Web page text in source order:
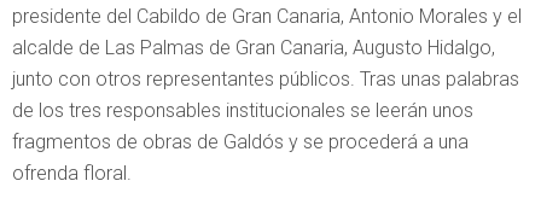
presidente del Cabildo de Gran Canaria, Antonio Morales y el
alcalde de Las Palmas de Gran Canaria, Augusto Hidalgo,
junto con otros representantes públicos. Tras unas palabras
de los tres responsables institucionales se leerán unos
fragmentos de obras de Galdós y se procederá a una
ofrenda floral.